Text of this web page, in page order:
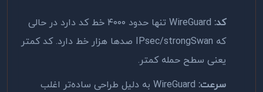
کد:
WireGuard تنها حدود ۴۰۰۰ خط کد دارد در حالی
که IPsec/strongSwan صدها هزار خط دارد. کد کمتر
یعنی سطح حمله کمتر.
سرعت:
WireGuard به دلیل طراحی ساده‌تر اغلب